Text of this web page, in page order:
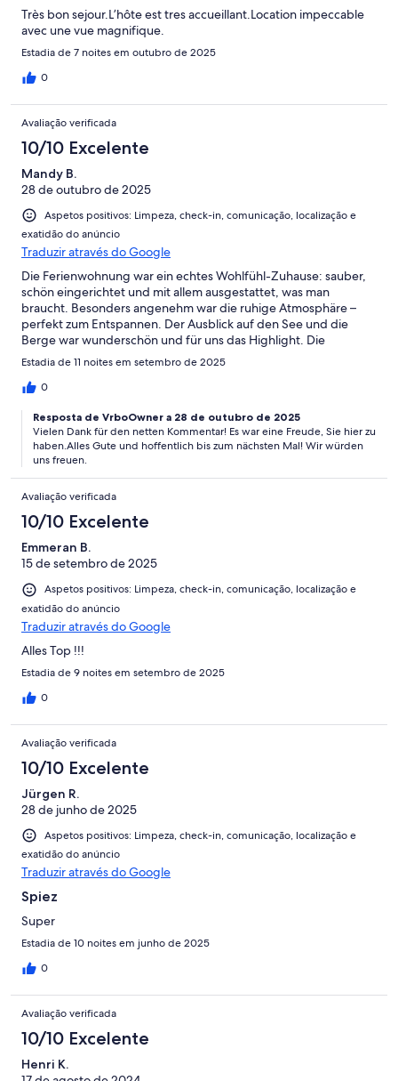
Très bon sejour.L’hôte est tres accueillant.Location impeccable
avec une vue magnifique.
Estadia de 7 noites em outubro de 2025
0
Avaliação verificada
10/10 Excelente
Mandy B.
28 de outubro de 2025
Aspetos positivos: Limpeza, check-in, comunicação, localização e
exatidão do anúncio
Traduzir através do Google
Die Ferienwohnung war ein echtes Wohlfühl-Zuhause: sauber,
schön eingerichtet und mit allem ausgestattet, was man
braucht. Besonders angenehm war die ruhige Atmosphäre –
perfekt zum Entspannen. Der Ausblick auf den See und die
Berge war wunderschön und für uns das Highlight. Die
Vermieter waren ausgesprochen freundlich und jederzeit
haben uns rundum wohlgefühlt und wären gerne länger
Estadia de 11 noites em setembro de 2025
0
Resposta de VrboOwner a 28 de outubro de 2025
Vielen Dank für den netten Kommentar! Es war eine Freude, Sie hier zu
haben.Alles Gute und hoffentlich bis zum nächsten Mal! Wir würden
uns freuen.
Avaliação verificada
10/10 Excelente
Emmeran B.
15 de setembro de 2025
Aspetos positivos: Limpeza, check-in, comunicação, localização e
exatidão do anúncio
Traduzir através do Google
Alles Top !!!
Estadia de 9 noites em setembro de 2025
0
Avaliação verificada
10/10 Excelente
Jürgen R.
28 de junho de 2025
Aspetos positivos: Limpeza, check-in, comunicação, localização e
exatidão do anúncio
Traduzir através do Google
Spiez
Super
Estadia de 10 noites em junho de 2025
0
Avaliação verificada
10/10 Excelente
Henri K.